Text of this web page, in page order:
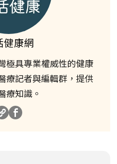
健康網
極具專業權威性的健康
療記者與編輯群，提供
療知識。